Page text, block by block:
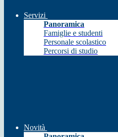
Servizi
Panoramica
Famiglie e studenti
Personale scolastico
Percorsi di studio
Novità